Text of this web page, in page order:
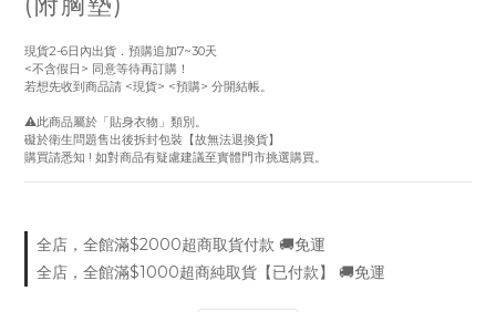
現貨2-6日內出貨．預購追加7~30天
<不含假日> 同意等待再訂購！
若想先收到商品請 <現貨> <預購> 分開結帳。
⚠️此商品屬於「貼身衣物」類別。
礙於衛生問題售出後拆封包裝【故無法退換貨】
購買請悉知 ! 如對商品有疑慮建議至實體門市挑選購買。
全店，全館滿$2000超商取貨付款 🚚免運
全店，全館滿$1000超商純取貨【已付款】 🚚免運